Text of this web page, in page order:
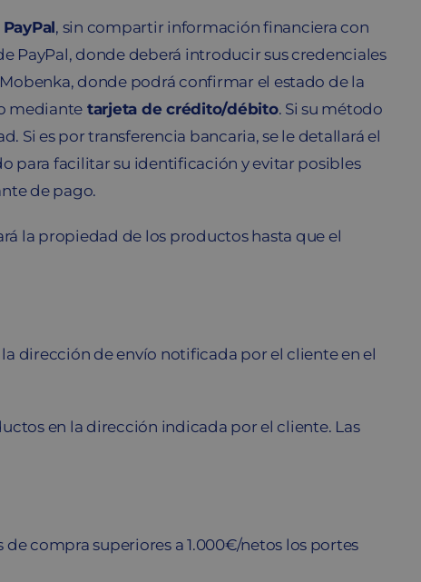
, sin compartir información financiera con
PayPal, donde deberá introducir sus credenciales
donde podrá confirmar el estado de la
mediante tarjeta de crédito/débito. Si su método
Si es por transferencia bancaria, se le detallará el
para facilitar su identificación y evitar posibles
de pago.
la propiedad de los productos hasta que el
dirección de envío notificada por el cliente en el
en la dirección indicada por el cliente. Las
compra superiores a 1.000€/netos los portes